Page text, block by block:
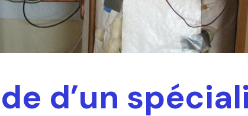
d’un